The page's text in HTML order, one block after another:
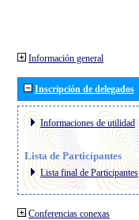
Información general
Inscripción de delegados
Informaciones de utilidad
Lista de Participantes
Lista final de Participantes
Conferencias conexas